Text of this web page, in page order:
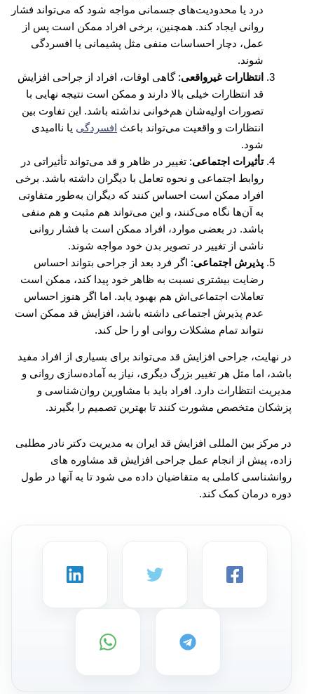
درد یا محدودیت‌های جسمانی مواجه شود که می‌تواند فشار
روانی ایجاد کند. همچنین، برخی افراد ممکن است پس از
عمل، دچار احساسات منفی مثل پشیمانی یا افسردگی
شوند.
انتظارات غیرواقعی: گاهی اوقات، افراد از جراحی افزایش
قد انتظارات خیلی بالا دارند و ممکن است نتیجه نهایی با
تصورات اولیه‌شان هم‌خوانی نداشته باشد. این تفاوت بین
انتظارات و واقعیت می‌تواند باعثافسردگییا ناامیدی
شود.
تأثیرات اجتماعی: تغییر در ظاهر و قد می‌تواند تأثیراتی در
روابط اجتماعی و نحوه تعامل با دیگران داشته باشد. برخی
افراد ممکن است احساس کنند که دیگران به‌طور متفاوتی
به آن‌ها نگاه می‌کنند، و این می‌تواند هم مثبت و هم منفی
باشد. در بعضی موارد، افراد ممکن است با فشار روانی
ناشی از تغییر در تصویر بدن خود مواجه شوند.
پذیرش اجتماعی: اگر فرد بعد از جراحی بتواند احساس
رضایت بیشتری نسبت به ظاهر خود پیدا کند، ممکن است
تعاملات اجتماعی‌اش هم بهبود یابد. اما اگر هنوز احساس
عدم پذیرش اجتماعی داشته باشد، افزایش قد ممکن است
نتواند تمام مشکلات روانی او را حل کند.
در نهایت، جراحی افزایش قد می‌تواند برای بسیاری از افراد مفید
باشد، اما مثل هر تغییر بزرگ دیگری، نیاز به آماده‌سازی روانی و
مدیریت انتظارات دارد. افراد باید با مشاورین روان‌شناسی و
پزشکان متخصص مشورت کنند تا بهترین تصمیم را بگیرند.
در مرکز بین المللی افزایش قد ایران به مدیریت دکتر نادر مطلبی
زاده، پیش از انجام عمل جراحی افزایش قد مشاوره های
روانشناسی کاملی به متقاضیان داده می شود تا به آنها در طول
دوره درمان کمک کند.